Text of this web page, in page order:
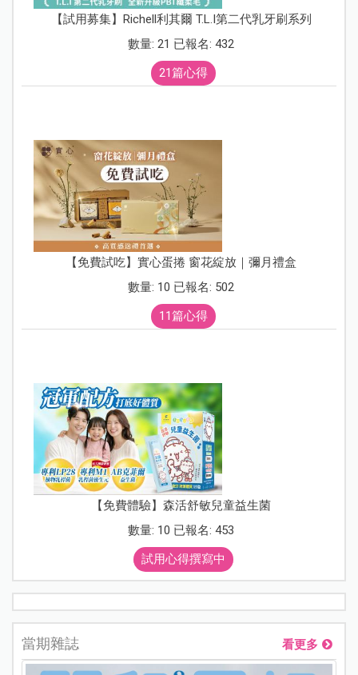
【試用募集】Richell利其爾 T.L.I第二代乳牙刷系列
數量: 21 已報名: 432
21篇心得
【免費試吃】實心蛋捲 窗花綻放｜彌月禮盒
數量: 10 已報名: 502
11篇心得
【免費體驗】森活舒敏兒童益生菌
數量: 10 已報名: 453
試用心得撰寫中
當期雜誌 看更多